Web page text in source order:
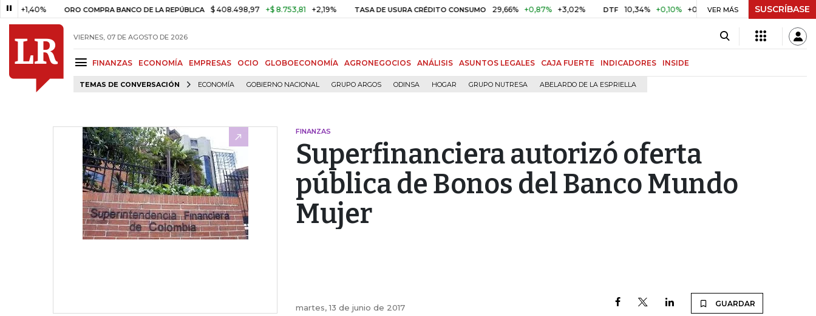
ORO COMPRA BANCO DE LA REPÚBLICA $ 408.498,97 +$ 8.753,81 +2,19% TASA DE USURA CRÉDITO CONSUMO 29,66% +0,87% +3,02% DTF 10,34% +0,10% +0,98% UVR $ 416,96 +$ 0,05
VER MÁS SUSCRÍBASE
VIERNES, 07 DE AGOSTO DE 2026
FINANZAS ECONOMÍA EMPRESAS OCIO GLOBOECONOMÍA AGRONEGOCIOS ANÁLISIS ASUNTOS LEGALES CAJA FUERTE INDICADORES INSIDE
TEMAS DE CONVERSACIÓN ECONOMÍA GOBIERNO NACIONAL GRUPO ARGOS ODINSA HOGAR GRUPO NUTRESA ABELARDO DE LA ESPRIELLA
FINANZAS
Superfinanciera autorizó oferta
pública de Bonos del Banco Mundo
Mujer
martes, 13 de junio de 2017 GUARDAR